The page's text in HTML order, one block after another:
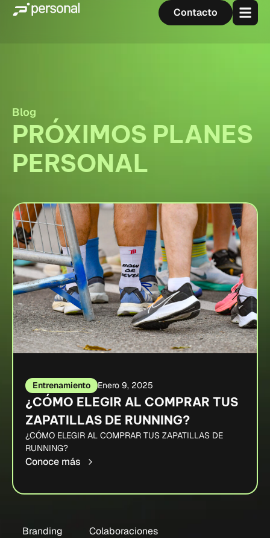
Contacto
Blog
PRÓXIMOS PLANES
PERSONAL
Entrenamiento Enero 9, 2025
¿CÓMO ELEGIR AL COMPRAR TUS
ZAPATILLAS DE RUNNING?
¿CÓMO ELEGIR AL COMPRAR TUS ZAPATILLAS DE
RUNNING?
Conoce más
Branding Colaboraciones